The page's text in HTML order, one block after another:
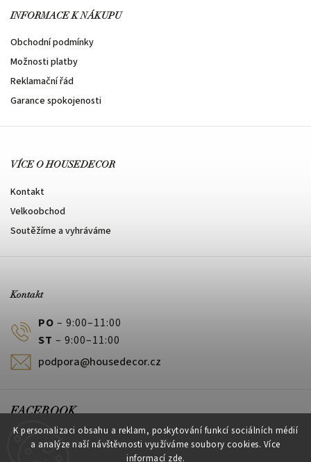
K personalizaci obsahu a reklam, poskytování funkcí sociálních médií
a analýze naší návštěvnosti využíváme soubory cookies. Více
informací zde.
INFORMACE K NÁKUPU
Obchodní podmínky
Možnosti platby
Reklamační řád
Garance spokojenosti
VÍCE O HOUSEDECOR
Kontakt
Velkoobchod
Soutěžíme a vyhráváme
Kontakt
PO – 9:00–11:00
ST – 9:00–11:00
podpora@housedecor.cz
FACEBOOK